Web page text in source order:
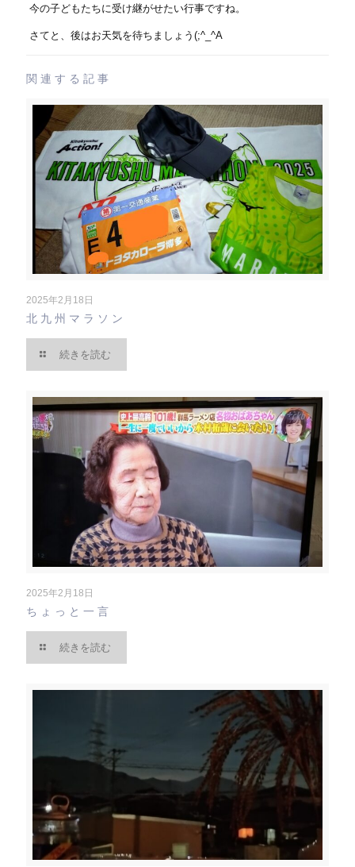
今の子どもたちに受け継がせたい行事ですね。
さてと、後はお天気を待ちましょう(;^_^A
関連する記事
2025年2月18日
北九州マラソン
続きを読む
2025年2月18日
ちょっと一言
続きを読む